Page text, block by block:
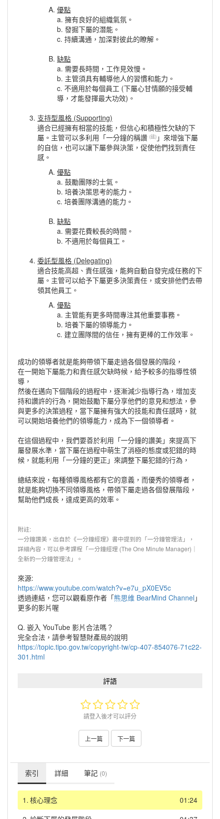
優點
a. 擁有良好的組織氣氛。
b. 發掘下屬的潛能。
c. 持續溝通，加深對彼此的瞭解。
缺點
a. 需要長時間，工作見效慢。
b. 主管須具有輔導他人的習慣和能力。
c. 不適用於每個員工 (下屬心甘情願的接受輔
導，才能發揮最大功效)。
支持型風格 (Supporting)
適合已經擁有相當的技能，但信心和積極性欠缺的下
屬。主管可以多利用「一分鐘的稱讚 (註) 」來增強下屬
的自信，也可以讓下屬參與決策，促使他們找到責任
感。
優點
a. 鼓勵團隊的士氣。
b. 培養決策思考的能力。
c. 培養團隊溝通的能力。
缺點
a. 需要花費較長的時間。
b. 不適用於每個員工。
委託型風格 (Delegating)
適合技能高超、責任感強，能夠自動自發完成任務的下
屬。主管可以給予下屬更多決策責任，或安排他們去帶
領其他員工。
優點
a. 主管能有更多時間專注其他重要事務。
b. 培養下屬的領導能力。
c. 建立團隊間的信任，擁有更棒的工作效率。
成功的領導者就是能夠帶領下屬走過各個發展的階段，
在一開始下屬能力和責任感欠缺時候，給予較多的指導性領
導，
然後在邁向下個階段的過程中，逐漸減少指導行為，增加支
持和讚許的行為，開始鼓勵下屬分享他們的意見和想法，參
與更多的決策過程，當下屬擁有強大的技能和責任感時，就
可以開始培養他們的領導能力，成為下一個領導者。
在這個過程中，我們要善於利用「一分鐘的讚美」來提高下
屬發展水準，當下屬在過程中萌生了消極的態度或犯錯的時
候，就能利用「一分鐘的更正」來調整下屬犯錯的行為，
總結來說，每種領導風格都有它的意義，而優秀的領導者，
就是能夠切換不同領導風格，帶領下屬走過各個發展階段，
幫助他們成長，達成更高的效率。
附註:
一分鐘讚美，出自於《一分鐘經理》書中提到的「一分鐘管理法」，
詳細內容，可以參考課程「一分鐘經理 (The One Minute Manager)｜
全新的一分鐘管理法」。
來源:
https://www.youtube.com/watch?v=e7u_pX0EV5c
透過連結，您可以觀看原作者「熊思维 BearMind Channel 」
更多的影片喔
Q. 嵌入 YouTube 影片合法嗎？
完全合法，請參考智慧財產局的說明
https://topic.tipo.gov.tw/copyright-tw/cp-407-854076-71c22-
301.html
評語
請登入後才可以評分
上一篇 下一篇
索引 詳細 筆記 (0)
01:24
1. 核心理念